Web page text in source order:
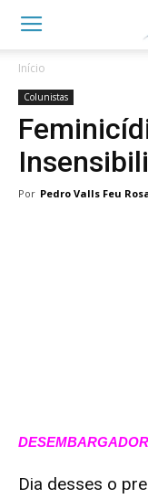
Início
Colunistas
Por Pedro Valls Feu
Dia desses o